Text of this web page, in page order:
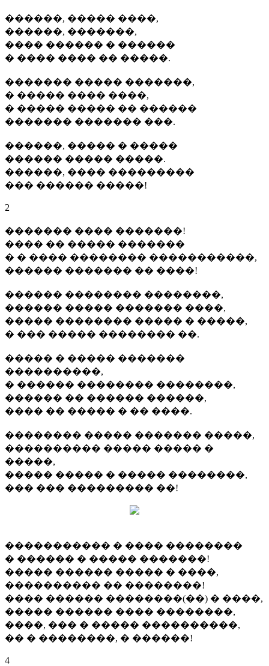
������, ����� ����,
������, �������,
���� ������ � ������
� ���� ���� �� �����.
������� ����� �������,
� ����� ���� ����,
� ����� ����� �� ������
������� ������� ���.
������, ����� � �����
������ ����� �����.
������, ���� ���������
��� ������ �����!
2
������� ���� �������!
���� �� ����� �������
� � ���� �������� �����������,
������ ������� �� ����!
������ �������� ��������,
������ ����� ������� ����,
����� �������� ����� � �����,
� ��� ����� �������� ��.
����� � ����� �������
����������,
� ������ �������� ��������,
������ �� ������ ������,
���� �� ����� � �� ����.
�������� ����� ������� �����,
���������� ����� ����� �
�����,
����� ����� � ����� ��������,
��� ��� ��������� ��!
����������� � ���� ��������
� ������ � ����� �������!
����� ������ ����� � ����,
���������� �� ��������!
���� ������ ��������(��) � ����,
����� ������ ���� ��������,
����, ��� � ����� ����������,
�� � ��������, � ������!
4